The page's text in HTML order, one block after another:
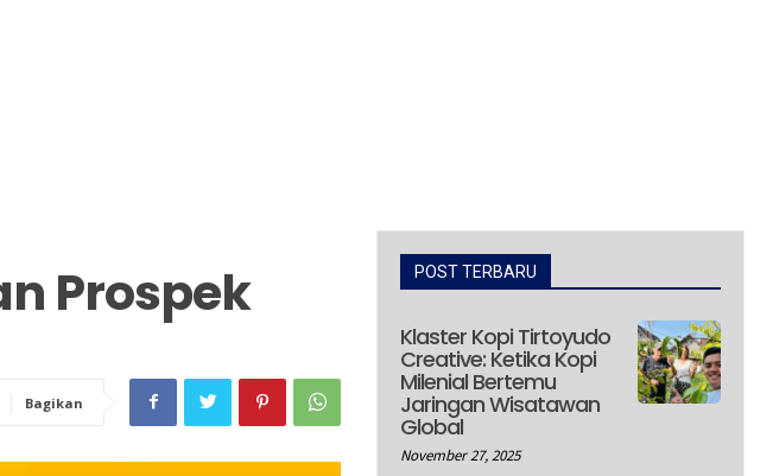
Prospek
Bagikan
POST TERBARU
Klaster Kopi Tirtoyudo
Creative: Ketika Kopi
Milenial Bertemu
Jaringan Wisatawan
Global
November 27, 2025